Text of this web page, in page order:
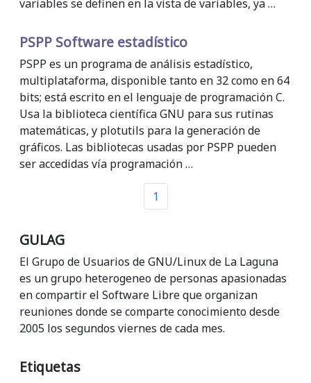
variables se definen en la vista de variables, ya …
PSPP Software estadístico
PSPP es un programa de análisis estadístico,
multiplataforma, disponible tanto en 32 como en 64
bits; está escrito en el lenguaje de programación C.
Usa la biblioteca científica GNU para sus rutinas
matemáticas, y plotutils para la generación de
gráficos. Las bibliotecas usadas por PSPP pueden
ser accedidas vía programación …
1
GULAG
El Grupo de Usuarios de GNU/Linux de La Laguna
es un grupo heterogeneo de personas apasionadas
en compartir el Software Libre que organizan
reuniones donde se comparte conocimiento desde
2005 los segundos viernes de cada mes.
Etiquetas